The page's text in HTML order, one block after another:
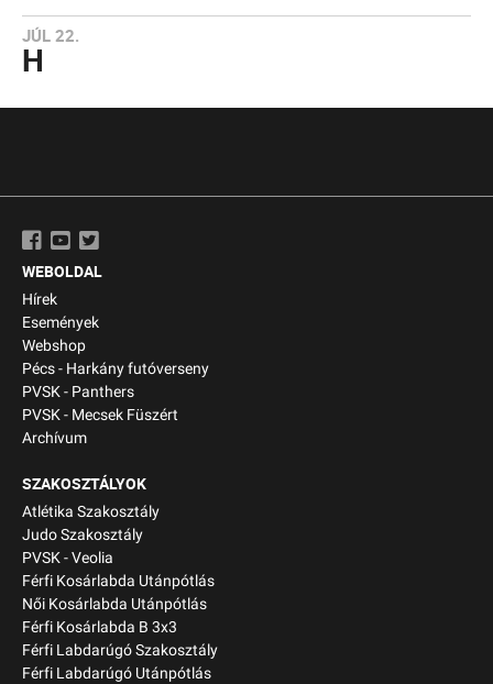
JÚL 22.
H
WEBOLDAL
Hírek
Események
Webshop
Pécs - Harkány futóverseny
PVSK - Panthers
PVSK - Mecsek Füszért
Archívum
SZAKOSZTÁLYOK
Atlétika Szakosztály
Judo Szakosztály
PVSK - Veolia
Férfi Kosárlabda Utánpótlás
Női Kosárlabda Utánpótlás
Férfi Kosárlabda B 3x3
Férfi Labdarúgó Szakosztály
Férfi Labdarúgó Utánpótlás